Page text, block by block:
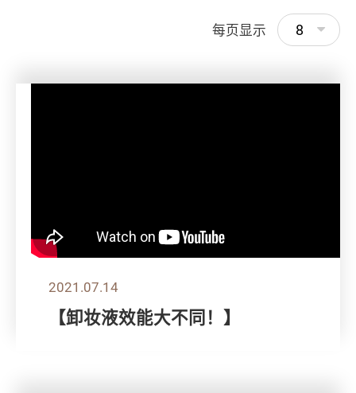
每页显示 8
2021.07.14
【卸妆液效能大不同！】